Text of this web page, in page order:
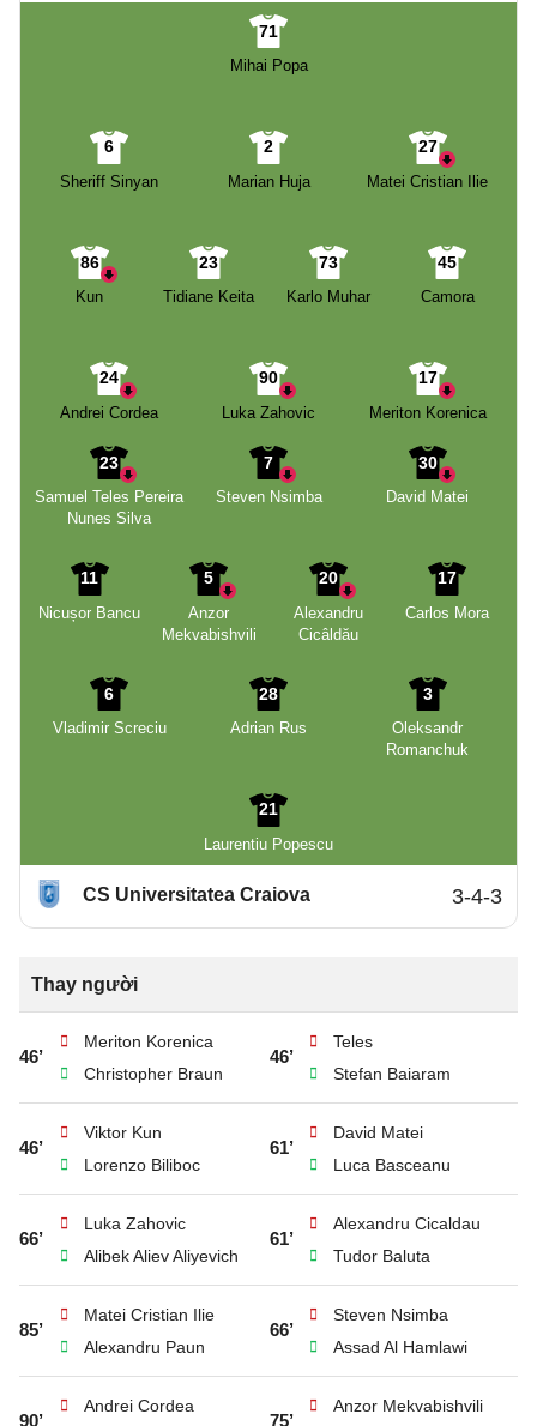
71
Mihai Popa
6
Sheriff Sinyan
2
Marian Huja
27
Matei Cristian Ilie
86
Kun
23
Tidiane Keita
73
Karlo Muhar
45
Camora
24
Andrei Cordea
90
Luka Zahovic
17
Meriton Korenica
23
Samuel Teles Pereira
Nunes Silva
7
Steven Nsimba
30
David Matei
11
Nicușor Bancu
5
Anzor
Mekvabishvili
20
Alexandru
Cicâldău
17
Carlos Mora
6
Vladimir Screciu
28
Adrian Rus
3
Oleksandr
Romanchuk
21
Laurentiu Popescu
CS Universitatea Craiova 3-4-3
Thay người
46’
Meriton Korenica
Christopher Braun
46’
Teles
Stefan Baiaram
46’
Viktor Kun
Lorenzo Biliboc
61’
David Matei
Luca Basceanu
66’
Luka Zahovic
Alibek Aliev Aliyevich
61’
Alexandru Cicaldau
Tudor Baluta
85’
Matei Cristian Ilie
Alexandru Paun
66’
Steven Nsimba
Assad Al Hamlawi
90’
Andrei Cordea
75’
Anzor Mekvabishvili